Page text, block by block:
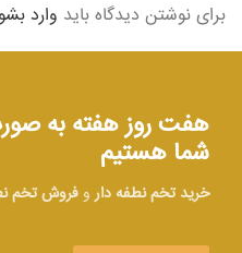
برای نوشتن دیدگاه باید وارد
شما هستیم
خرید تخم نطفه داروفروش تخم